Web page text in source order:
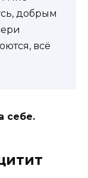
добрым
всё
себе.